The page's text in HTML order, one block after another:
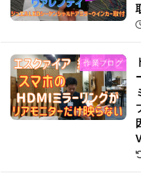
作業ブログ